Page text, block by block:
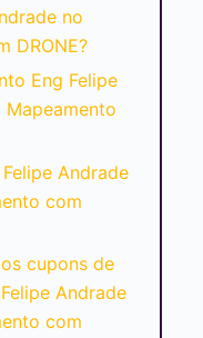
no
DRONE?
Eng Felipe
Andrade
com
cupons de
Andrade
com